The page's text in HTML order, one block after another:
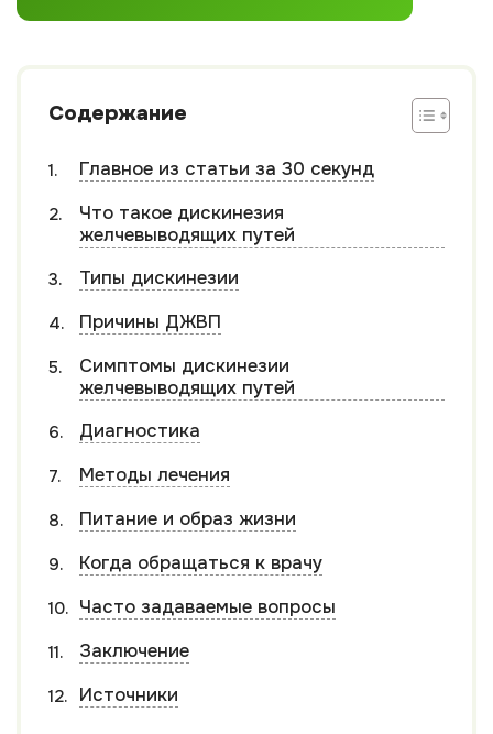
Содержание
Главное из статьи за 30 секунд
Что такое дискинезия
желчевыводящих путей
Типы дискинезии
Причины ДЖВП
Симптомы дискинезии
желчевыводящих путей
Диагностика
Методы лечения
Питание и образ жизни
Когда обращаться к врачу
Часто задаваемые вопросы
Заключение
Источники